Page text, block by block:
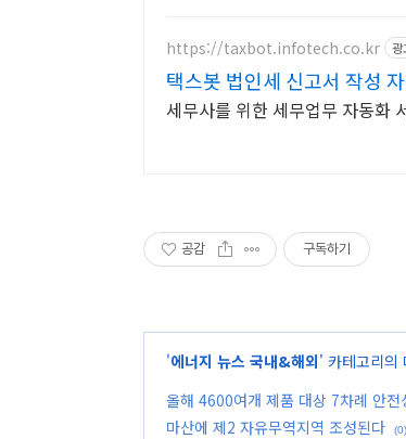
https://taxbot.infotech.co.kr 광
택스봇 법인세 신고서 작성
세무사를 위한 세무업무 자동화
공감 구독하기
'에너지 뉴스 국내&해외' 카테고리의
올해 4600여개 제품 대상 7차례 안전
마산에 제2 자유무역지역 조성된다 (0)